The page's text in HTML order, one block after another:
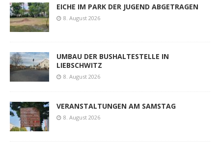
EICHE IM PARK DER JUGEND ABGETRAGEN
8. August 2026
UMBAU DER BUSHALTESTELLE IN
LIEBSCHWITZ
8. August 2026
VERANSTALTUNGEN AM SAMSTAG
8. August 2026